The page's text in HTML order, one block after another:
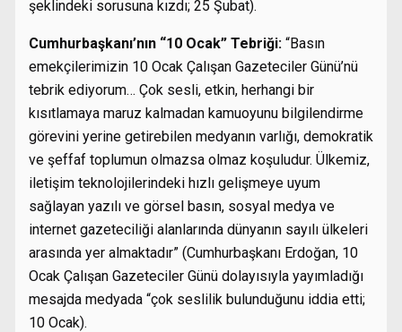
şeklindeki sorusuna kızdı; 25 Şubat).
Cumhurbaşkanı’nın “10 Ocak” Tebriği: “Basın
emekçilerimizin 10 Ocak Çalışan Gazeteciler Günü’nü
tebrik ediyorum… Çok sesli, etkin, herhangi bir
kısıtlamaya maruz kalmadan kamuoyunu bilgilendirme
görevini yerine getirebilen medyanın varlığı, demokratik
ve şeffaf toplumun olmazsa olmaz koşuludur. Ülkemiz,
iletişim teknolojilerindeki hızlı gelişmeye uyum
sağlayan yazılı ve görsel basın, sosyal medya ve
internet gazeteciliği alanlarında dünyanın sayılı ülkeleri
arasında yer almaktadır” (Cumhurbaşkanı Erdoğan, 10
Ocak Çalışan Gazeteciler Günü dolayısıyla yayımladığı
mesajda medyada “çok seslilik bulunduğunu iddia etti;
10 Ocak).